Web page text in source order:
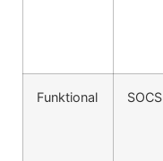
Funktional SOCS